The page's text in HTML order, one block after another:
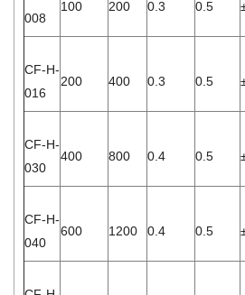
008
100 200 0.3 0.5
CF-H-
016
200 400 0.3 0.5
CF-H-
030
400 800 0.4 0.5
CF-H-
040
600 1200 0.4 0.5